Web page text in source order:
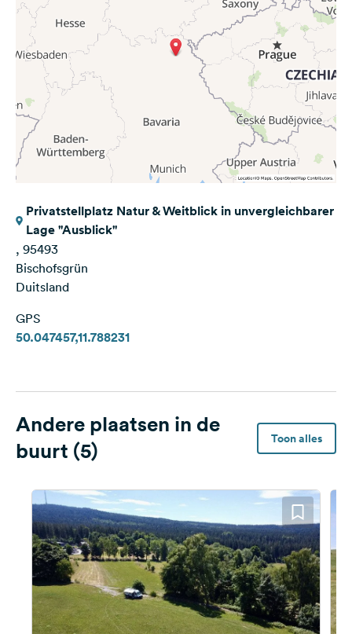
Privatstellplatz Natur & Weitblick in unvergleichbarer
Lage "Ausblick"
, 95493
Bischofsgrün
Duitsland
GPS
50.047457,11.788231
Andere plaatsen in de
buurt (5)
Toon alles